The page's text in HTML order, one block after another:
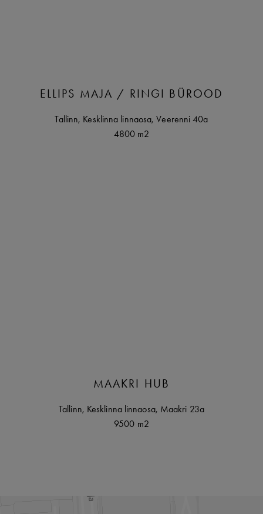
ELLIPS MAJA / RINGI BÜROOD
Tallinn, Kesklinna linnaosa,Veerenni 40a
4800 m2
MAAKRI HUB
Tallinn, Kesklinna linnaosa, Maakri 23a
9500 m2